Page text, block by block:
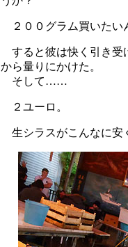
２００グラム買いた
すると彼は快く引き受
から量りにかけた。
そして……
２ユーロ。
生シラスがこんなに